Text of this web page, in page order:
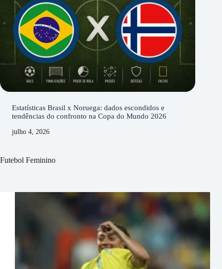
Estatísticas Brasil x Noruega: dados escondidos e
tendências do confronto na Copa do Mundo 2026
julho 4, 2026
Futebol Feminino